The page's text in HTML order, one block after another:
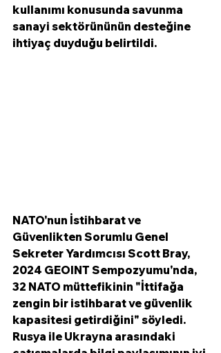
kullanımı konusunda savunma
sanayi sektörününün desteğine
ihtiyaç duyduğu belirtildi.
NATO'nun İstihbarat ve
Güvenlikten Sorumlu Genel
Sekreter Yardımcısı Scott Bray,
2024 GEOINT Sempozyumu'nda,
32 NATO müttefikinin "İttifağa
zengin bir istihbarat ve güvenlik
kapasitesi getirdiğini" söyledi.
Rusya ile Ukrayna arasındaki